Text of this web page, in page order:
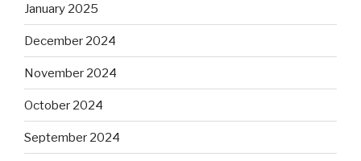
January 2025
December 2024
November 2024
October 2024
September 2024